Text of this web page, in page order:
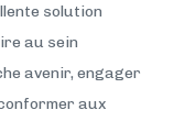
solution
au sein
avenir, engager
aux